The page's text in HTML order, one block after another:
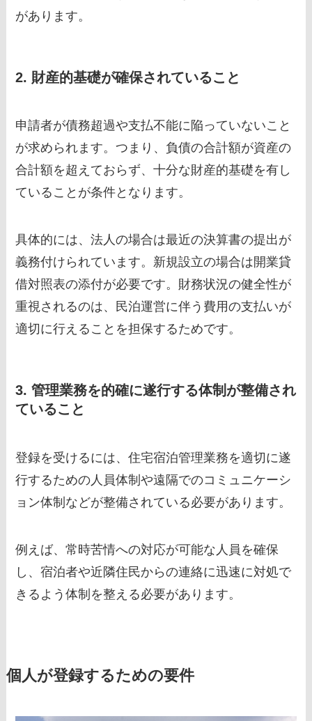
があります。
2. 財産的基礎が確保されていること
申請者が債務超過や支払不能に陥っていないこと
が求められます。つまり、負債の合計額が資産の
合計額を超えておらず、十分な財産的基礎を有し
ていることが条件となります。
具体的には、法人の場合は最近の決算書の提出が
義務付けられています。新規設立の場合は開業貸
借対照表の添付が必要です。財務状況の健全性が
重視されるのは、民泊運営に伴う費用の支払いが
適切に行えることを担保するためです。
3. 管理業務を的確に遂行する体制が整備され
ていること
登録を受けるには、住宅宿泊管理業務を適切に遂
行するための人員体制や遠隔でのコミュニケーシ
ョン体制などが整備されている必要があります。
例えば、常時苦情への対応が可能な人員を確保
し、宿泊者や近隣住民からの連絡に迅速に対処で
きるよう体制を整える必要があります。
個人が登録するための要件